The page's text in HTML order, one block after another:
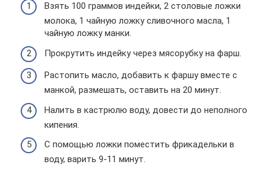
Взять 100 граммов индейки, 2 столовые ложки
молока, 1 чайную ложку сливочного масла, 1
чайную ложку манки.
Прокрутить индейку через мясорубку на фарш.
Растопить масло, добавить к фаршу вместе с
манкой, размешать, оставить на 20 минут.
Налить в кастрюлю воду, довести до неполного
кипения.
С помощью ложки поместить фрикадельки в
воду, варить 9-11 минут.